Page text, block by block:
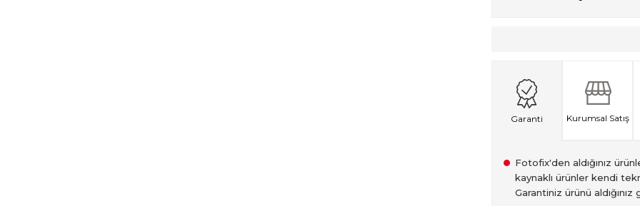
Garanti Kurumsal Satış
Fotofix'den aldığınız
kaynaklı ürünler kendi
Garantiniz ürünü